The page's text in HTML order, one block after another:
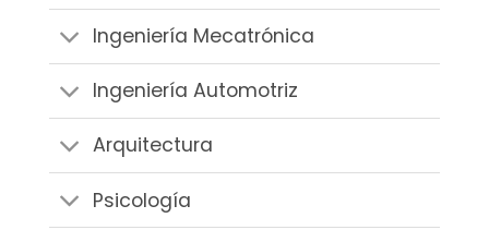
Ingeniería Mecatrónica
Ingeniería Automotriz
Arquitectura
Psicología